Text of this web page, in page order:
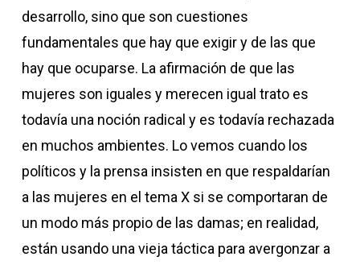
desarrollo, sino que son cuestiones
fundamentales que hay que exigir y de las que
hay que ocuparse. La afirmación de que las
mujeres son iguales y merecen igual trato es
todavía una noción radical y es todavía rechazada
en muchos ambientes. Lo vemos cuando los
políticos y la prensa insisten en que respaldarían
a las mujeres en el tema X si se comportaran de
un modo más propio de las damas; en realidad,
están usando una vieja táctica para avergonzar a